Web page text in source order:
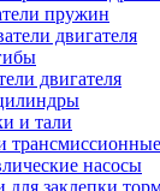
пружин
двигателя
двигателя
и тали
трансмиссионные
насосы
для заклепки